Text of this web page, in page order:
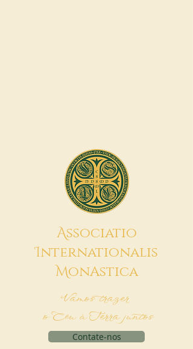
Associatio
Internationalis
MonAstica
Vamos trazer
o Céu à Terra juntos
Contate-nos